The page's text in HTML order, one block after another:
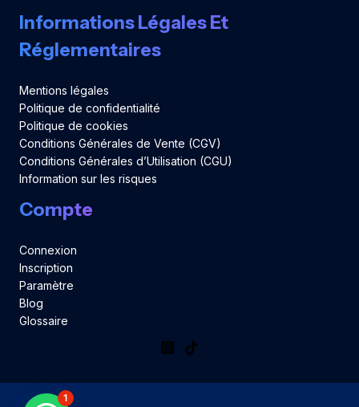
Informations Légales Et
Réglementaires
Mentions légales
Politique de confidentialité
Politique de cookies
Conditions Générales de Vente (CGV)
Conditions Générales d’Utilisation (CGU)
Information sur les risques
Compte
Connexion
Inscription
Paramètre
Blog
Glossaire
1